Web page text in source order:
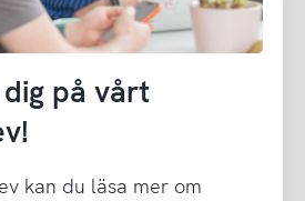
på vårt
kan du läsa mer om